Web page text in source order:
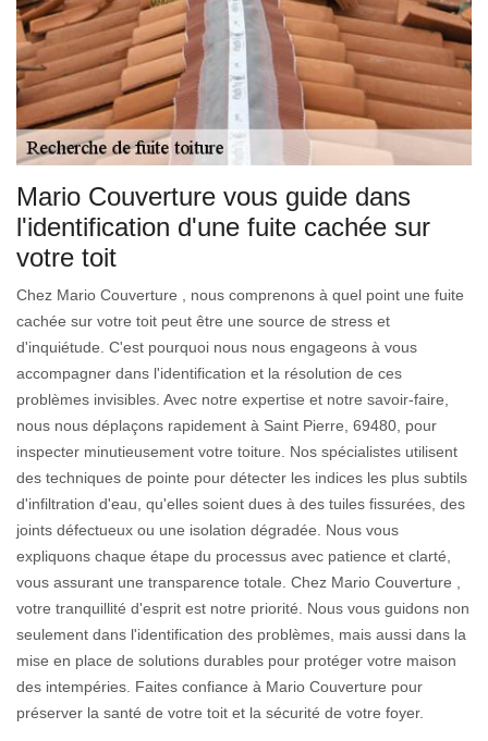
Mario Couverture vous guide dans
l'identification d'une fuite cachée sur
votre toit
Chez Mario Couverture , nous comprenons à quel point une fuite
cachée sur votre toit peut être une source de stress et
d'inquiétude. C'est pourquoi nous nous engageons à vous
accompagner dans l'identification et la résolution de ces
problèmes invisibles. Avec notre expertise et notre savoir-faire,
nous nous déplaçons rapidement à Saint Pierre, 69480, pour
inspecter minutieusement votre toiture. Nos spécialistes utilisent
des techniques de pointe pour détecter les indices les plus subtils
d'infiltration d'eau, qu'elles soient dues à des tuiles fissurées, des
joints défectueux ou une isolation dégradée. Nous vous
expliquons chaque étape du processus avec patience et clarté,
vous assurant une transparence totale. Chez Mario Couverture ,
votre tranquillité d'esprit est notre priorité. Nous vous guidons non
seulement dans l'identification des problèmes, mais aussi dans la
mise en place de solutions durables pour protéger votre maison
des intempéries. Faites confiance à Mario Couverture pour
préserver la santé de votre toit et la sécurité de votre foyer.